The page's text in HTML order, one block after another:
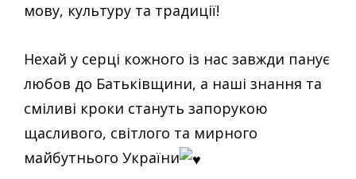
мову, культуру та традиції!
Нехай у серці кожного із нас завжди панує
любов до Батьківщини, а наші знання та
сміливі кроки стануть запорукою
щасливого, світлого та мирного
майбутнього України